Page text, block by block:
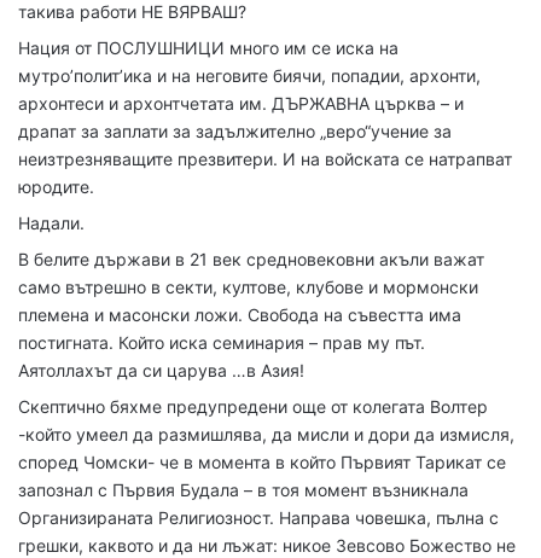
такива работи НЕ ВЯРВАШ?
Нация от ПОСЛУШНИЦИ много им се иска на
мутро’полит’ика и на неговите биячи, попадии, архонти,
архонтеси и архонтчетата им. ДЪРЖАВНА църква – и
драпат за заплати за задължително „веро“учение за
неизтрезняващите презвитери. И на войската се натрапват
юродите.
Надали.
В белите държави в 21 век средновековни акъли важат
само вътрешно в секти, култове, клубове и мормонски
племена и масонски ложи. Свобода на съвестта има
постигната. Който иска семинария – прав му път.
Аятоллахът да си царува …в Азия!
Скептично бяхме предупредени още от колегата Волтер
-който умеел да размишлява, да мисли и дори да измисля,
според Чомски- че в момента в който Първият Тарикат се
запознал с Първия Будала – в тоя момент възникнала
Организираната Религиозност. Направа човешка, пълна с
грешки, каквото и да ни лъжат: никое Зевсово Божество не